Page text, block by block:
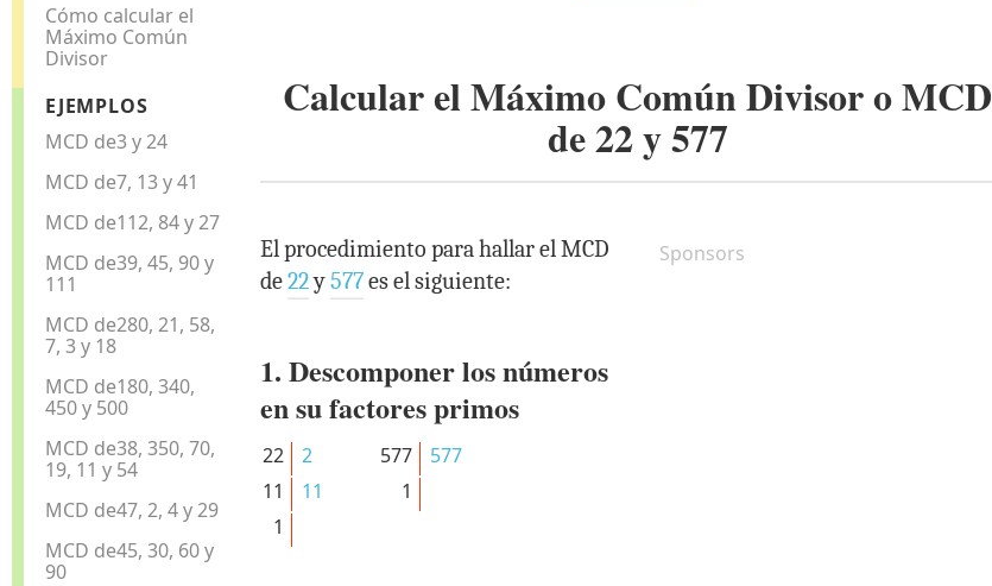
Cómo calcular el
Máximo Común
Divisor
EJEMPLOS
MCD de3 y 24
MCD de7, 13 y 41
MCD de112, 84 y 27
MCD de39, 45, 90 y
111
MCD de280, 21, 58,
7, 3 y 18
MCD de180, 340,
450 y 500
MCD de38, 350, 70,
19, 11 y 54
MCD de47, 2, 4 y 29
MCD de45, 30, 60 y
90
Calcular el Máximo Común Divisor o MCD
de22y577
Sponsors
El procedimiento para hallar el MCD
de22y577es el siguiente:
1. Descomponer los números
en su factores primos
22
2
11
11
1
577
577
1